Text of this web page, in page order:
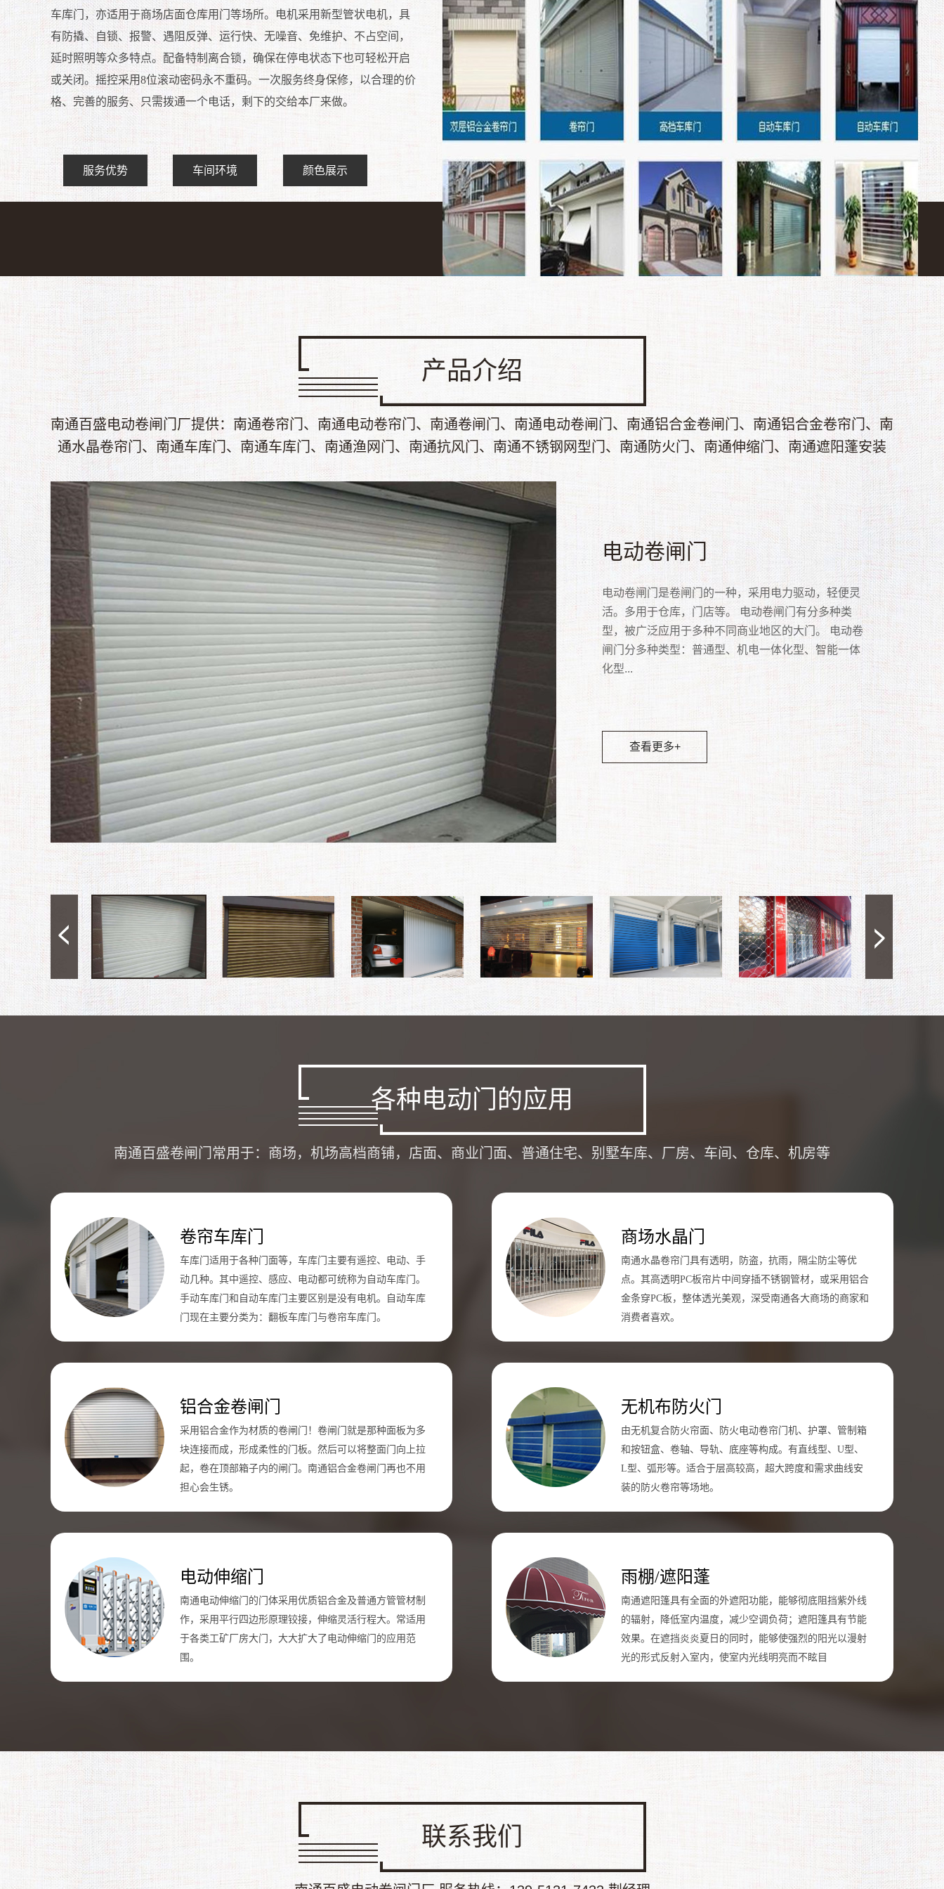
车库门，亦适用于商场店面仓库用门等场所。电机采用新型管状电机，具
有防撬、自锁、报警、遇阻反弹、运行快、无噪音、免维护、不占空间，
延时照明等众多特点。配备特制离合锁，确保在停电状态下也可轻松开启
或关闭。摇控采用8位滚动密码永不重码。一次服务终身保修，以合理的价
格、完善的服务、只需拨通一个电话，剩下的交给本厂来做。
服务优势 车间环境 颜色展示
产品介绍
南通百盛电动卷闸门厂提供：南通卷帘门、南通电动卷帘门、南通卷闸门、南通电动卷闸门、南通铝合金卷闸门、南通铝合金卷帘门、南
通水晶卷帘门、南通车库门、南通车库门、南通渔网门、南通抗风门、南通不锈钢网型门、南通防火门、南通伸缩门、南通遮阳蓬安装
快速卷帘门
高速卷帘门又称快速卷帘门，高速卷帘门具有保温、
保冷、防虫、防风、防尘、隔音、防火、防异味、采
光等多项功能，并广泛用于食品、化学、纺织、电
子、超市、冷冻、物流、仓储等多种场所，可极高的
满足高性能物流及洁净场所，并且节省能源，高速自
动关闭，提高作业效率，创造更佳的作业环境等优
卷帘门
卷帘门是以多关节活动的门片串联在一起，在固定的
滑道内，以门上方卷轴为中心转动上下的门。卷帘门
通常被广泛运用于店铺。 卷帘门同墙一样起到水平分
隔的作用，它由帘板、座板、导轨、支座、卷轴、箱
体、控制箱、卷门机、限位器、门楣、手动速放开关
装置、按钮开关和保险装置等多个部分组成，一般安
电动卷闸门
电动卷闸门是卷闸门的一种，采用电力驱动，轻便灵
活。多用于仓库，门店等。 电动卷闸门有分多种类
型，被广泛应用于多种不同商业地区的大门。 电动卷
闸门分多种类型：普通型、机电一体化型、智能一体
化型...
查看更多+
铝合金卷闸门
采用铝合金作为材质的卷闸门！卷闸门就是那种面板
为多块连接而成，形成柔性的门板。然后可以将整面
门向上拉起，卷在顶部箱子内的闸门。主要用于铺面
车库。不占地方。...
车库门
车库门是企业的常用设施，适用于商业门面等，常见
的车库门主要有遥控、电动、手动几种。其中遥控、
感应、电动都可统称为自动车库门。手动车库门和自
动车库门主要区别是没有电机。 自动车库门主要分类
为：翻板车库门与卷帘车库门。尤其是门洞较大，不
便安装地面门体的地方起到方便、快捷开启作用。...
查看更多+
水晶门
水晶卷闸门是众多卷闸门品种中的一种，用聚碳酸脂
（pc防弹胶）制造，具透明、防盗、抗雨、隔尘等效
果。 水晶卷闸门的设计选用要点新明窗铝框透视卷闸
门非常坚固,保安性能超高,材料上乘,不会锈蚀,给人幽
雅时尚的感觉,可设计成通风和透视的双重效果,可采用
电动,手电动及手动等三种操作模式,更可配上遥控装置,
方便客户使用,单道门体最大安装尺寸可达6500mm宽
和5000mm高,铝闸片的颜色可依装修效果更换。...
抗风门
抗风门又名抗风钩卷门、抗风卷帘门，是多家企业经
过多年的实践而开发研制的新一代产品。主要是针对
沿海台风地区、内陆风沙地区专门设计的高强度抗风
门、抗风帘板采用高强度镀锌板一次性冷轧而成，强
度高，钢度好，结构坚固，导轨内有抗风钩，确保在
大风中帘板不脱离导轨，具有抗台风、防撬、防雨、
防潮、隔噪音、防寒、保温、防晒、防风沙等功能；
渔网门
· 安全：安装渔网门主要还是为了安全性，阻止别人强
行进入自己的店面或家里。在药房或者零件柜台比较
常见。 · 美学：从抛光不锈钢到深青铜的各种金
属饰面，有助于视觉美感。 · 设计灵活性：适和
您的开口尺寸，操作和偏好。 · 早期安装选项：
在建造墙壁之前和开放之前安装。结构管状部件，工
厂加工并安装在导向装置和支架上，直接安装在下方
的平板上并在上方安装托梁。 · 节省空间：为了
更充分地利用内部空间，不用时，可以将其存储在开
口顶部的紧凑线圈中。 · 低成本：坚固的结构和
不锈钢网型门
不锈钢网型门的优势:1、优美大方线条型门框。美观
大方，流线优雅。2、厚勾边、厚掩边、嵌入式整体防
撬槽。全方位防撬，坚实无比。3、双钩侧锁点、多锁
点，多重保险。4、加强型卡入式下不锈钢沉铰，坚固
美观。5、多方位防撬多功能防盗锁，安全保障。6、
密实缓冲胶条，防震隔音。7、下坎和锁盒均用铁板衬
过 ,加强厚固性.8、具有耐老化，抗腐蚀等优点。外表
不锈钢通花门
不锈钢片卷闸门也称不锈钢通花门，主要采用优质不
锈钢片、不锈钢管、导轨与不锈吊片组装而成。不锈
钢管卷闸门具有很好的透视效果和通风效果，可以起
到隔离作用和防盗作用，外观实用大方，使用寿命长
等特点，被许多商家及门窗用户所青睐，成为现代都
市一道亮丽的风景线。广泛应用于：银行、商场、车
各种电动门的应用
南通百盛卷闸门常用于：商场，机场高档商铺，店面、商业门面、普通住宅、别墅车库、厂房、车间、仓库、机房等
卷帘车库门
车库门适用于各种门面等，车库门主要有遥控、电动、手
动几种。其中遥控、感应、电动都可统称为自动车库门。
手动车库门和自动车库门主要区别是没有电机。自动车库
门现在主要分类为：翻板车库门与卷帘车库门。
商场水晶门
南通水晶卷帘门具有透明，防盗，抗雨，隔尘防尘等优
点。其高透明PC板帘片中间穿插不锈钢管材，或采用铝合
金条穿PC板，整体透光美观，深受南通各大商场的商家和
消费者喜欢。
铝合金卷闸门
采用铝合金作为材质的卷闸门！卷闸门就是那种面板为多
块连接而成，形成柔性的门板。然后可以将整面门向上拉
起，卷在顶部箱子内的闸门。南通铝合金卷闸门再也不用
担心会生锈。
无机布防火门
由无机复合防火帘面、防火电动卷帘门机、护罩、管制箱
和按钮盒、卷轴、导轨、底座等构成。有直线型、U型、
L型、弧形等。适合于层高较高，超大跨度和需求曲线安
装的防火卷帘等场地。
电动伸缩门
南通电动伸缩门的门体采用优质铝合金及普通方管管材制
作，采用平行四边形原理铰接，伸缩灵活行程大。常适用
于各类工矿厂房大门，大大扩大了电动伸缩门的应用范
围。
雨棚/遮阳蓬
南通遮阳篷具有全面的外遮阳功能，能够彻底阻挡紫外线
的辐射，降低室内温度，减少空调负荷；遮阳篷具有节能
效果。在遮挡炎炎夏日的同时，能够使强烈的阳光以漫射
光的形式反射入室内，使室内光线明亮而不眩目
联系我们